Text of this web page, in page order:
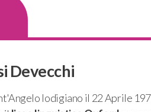
Devecchi
lodigiano il 22 Aprile